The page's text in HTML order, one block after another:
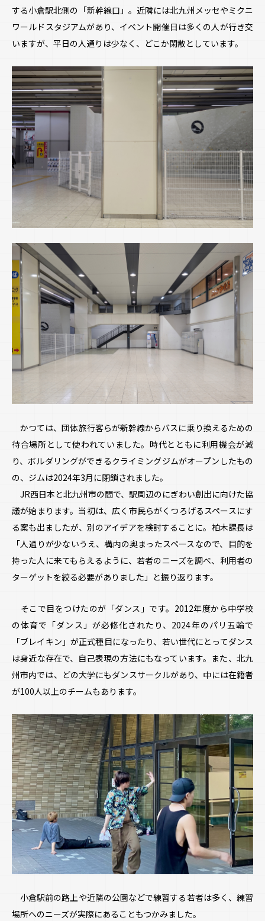
する小倉駅北側の「新幹線口」。近隣には北九州メッセやミクニ
ワールドスタジアムがあり、イベント開催日は多くの人が行き交
いますが、平日の人通りは少なく、どこか閑散としています。
かつては、団体旅行客らが新幹線からバスに乗り換えるための
待合場所として使われていました。時代とともに利用機会が減
り、ボルダリングができるクライミングジムがオープンしたもの
の、ジムは2024年3月に閉鎖されました。
JR西日本と北九州市の間で、駅周辺のにぎわい創出に向けた協
議が始まります。当初は、広く市民らがくつろげるスペースにす
る案も出ましたが、別のアイデアを検討することに。柏木課長は
「人通りが少ないうえ、構内の奥まったスペースなので、目的を
持った人に来てもらえるように、若者のニーズを調べ、利用者の
ターゲットを絞る必要がありました」と振り返ります。
そこで目をつけたのが「ダンス」です。2012年度から中学校
の体育で「ダンス」が必修化されたり、2024年のパリ五輪で
「ブレイキン」が正式種目になったり、若い世代にとってダンス
は身近な存在で、自己表現の方法にもなっています。また、北九
州市内では、どの大学にもダンスサークルがあり、中には在籍者
が100人以上のチームもあります。
小倉駅前の路上や近隣の公園などで練習する若者は多く、練習
場所へのニーズが実際にあることもつかみました。